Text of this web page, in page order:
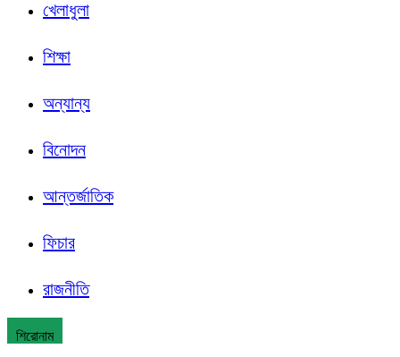
খেলাধুলা
শিক্ষা
অন্যান্য
বিনোদন
আন্তর্জাতিক
ফিচার
রাজনীতি
শিরোনাম